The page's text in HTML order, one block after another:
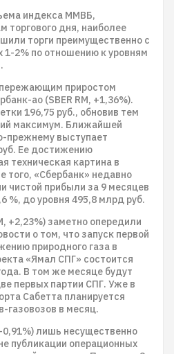
индекса ММВБ,
торгового дня, наиболее
торги преимущественно с
2% по отношению к уровням
приростом
ао (SBER RM, +1,36%).
196,75 руб., обновив тем
максимум. Ближайшей
прежнему выступает
Ее достижению
техническая картина в
того, «Сбербанк» недавно
чистой прибыли за 9 месяцев
%, до уровня 495,8 млрд руб.
+2,23%) заметно опередили
о том, что запуск первой
природного газа в
«Ямал СПГ» состоится
В том же месяце будут
первых партии СПГ. Уже в
Сабетта планируется
газовозов в месяц.
лишь несущественно
публикации операционных